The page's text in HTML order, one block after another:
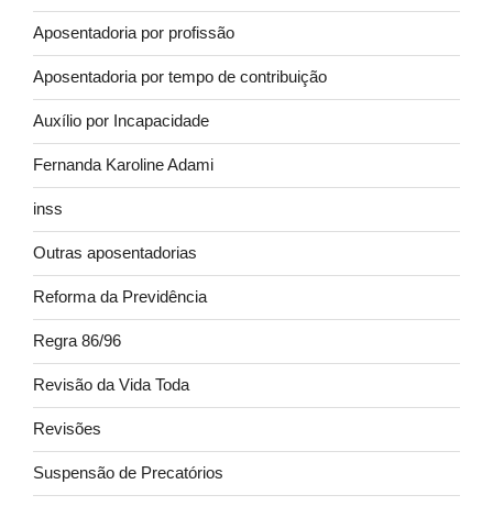
Aposentadoria por profissão
Aposentadoria por tempo de contribuição
Auxílio por Incapacidade
Fernanda Karoline Adami
inss
Outras aposentadorias
Reforma da Previdência
Regra 86/96
Revisão da Vida Toda
Revisões
Suspensão de Precatórios